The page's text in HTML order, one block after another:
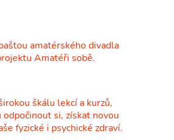
amatérského divadla
Amatéři sobě.
škálu lekcí a kurzů,
si, získat novou
fyzické i psychické zdraví.